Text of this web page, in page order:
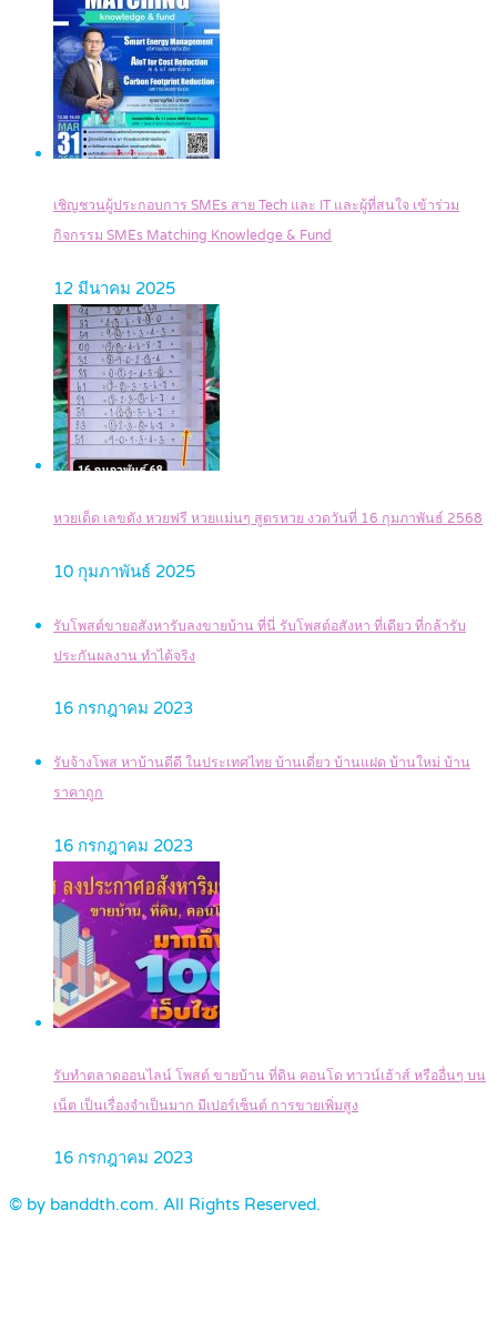
เชิญชวนผู้ประกอบการ SMEs สาย Tech และ IT และผู้ที่สนใจ เข้าร่วม
กิจกรรม SMEs Matching Knowledge & Fund
12 มีนาคม 2025
หวยเด็ด เลขดัง หวยฟรี หวยแม่นๆ สูตรหวย งวดวันที่ 16 กุมภาพันธ์ 2568
10 กุมภาพันธ์ 2025
รับโพสต์ขายอสังหารับลงขายบ้าน ที่นี่ รับโพสต์อสังหา ที่เดียว ที่กล้ารับ
ประกันผลงาน ทำได้จริง
16 กรกฎาคม 2023
รับจ้างโพส หาบ้านดีดี ในประเทศไทย บ้านเดี่ยว บ้านแฝด บ้านใหม่ บ้าน
ราคาถูก
16 กรกฎาคม 2023
รับทำตลาดออนไลน์ โพสต์ ขายบ้าน ที่ดิน คอนโด ทาวน์เฮ้าส์ หรืออื่นๆ บน
เน็ต เป็นเรื่องจำเป็นมาก มีเปอร์เซ็นต์ การขายเพิ่มสูง
16 กรกฎาคม 2023
© by banddth.com. All Rights Reserved.